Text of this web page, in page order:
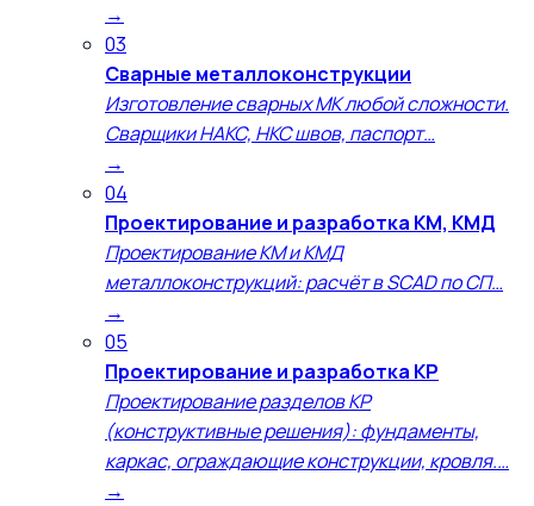
→
03
Сварные металлоконструкции
Изготовление сварных МК любой сложности.
Сварщики НАКС, НКС швов, паспорт…
→
04
Проектирование и разработка КМ, КМД
Проектирование КМ и КМД
металлоконструкций: расчёт в SCAD по СП…
→
05
Проектирование и разработка КР
Проектирование разделов КР
(конструктивные решения): фундаменты,
каркас, ограждающие конструкции, кровля.…
→